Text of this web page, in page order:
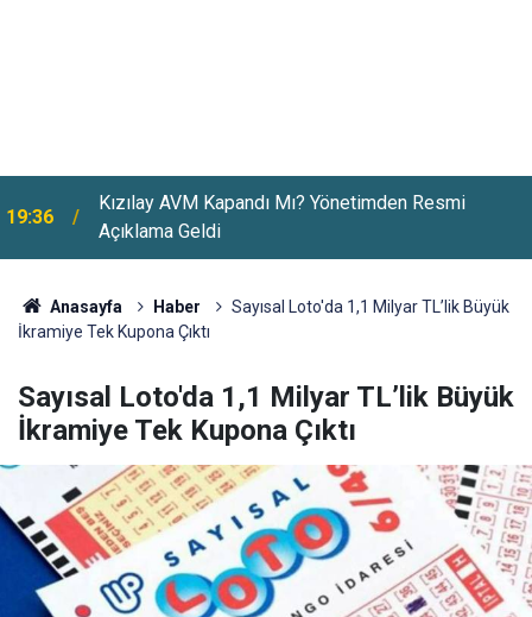
19:36
Kızılay AVM Kapandı Mı? Yönetimden Resmi
Açıklama Geldi
Anasayfa Haber
Sayısal Loto'da 1,1 Milyar TL’lik Büyük
İkramiye Tek Kupona Çıktı
Sayısal Loto'da 1,1 Milyar TL’lik Büyük
İkramiye Tek Kupona Çıktı